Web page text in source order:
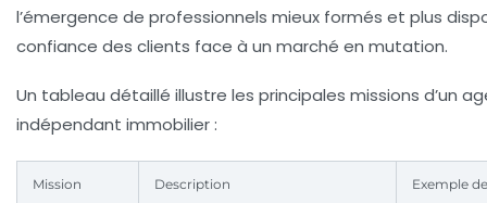
l’émergence de professionnels mieux formés et plus
confiance des clients face à un marché en mutation.
Un tableau détaillé illustre les principales missions d’un
indépendant immobilier :
Mission Description Exemple